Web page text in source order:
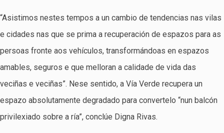
“Asistimos nestes tempos a un cambio de tendencias nas vilas
e cidades nas que se prima a recuperación de espazos para as
persoas fronte aos vehículos, transformándoas en espazos
amables, seguros e que melloran a calidade de vida das
veciñas e veciñas”. Nese sentido, a Vía Verde recupera un
espazo absolutamente degradado para convertelo “nun balcón
privilexiado sobre a ría”, conclúe Digna Rivas.